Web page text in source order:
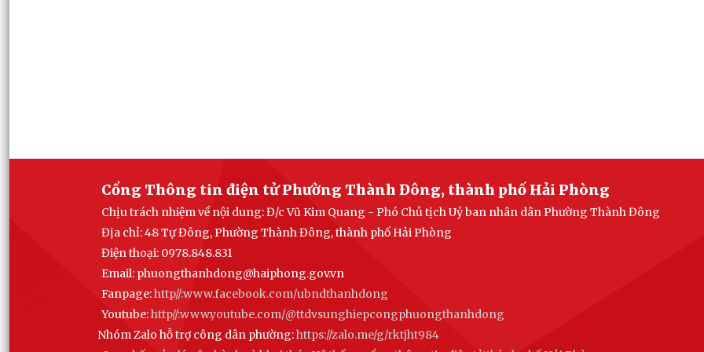
Cổng Thông tin điện tử Phường Thành Đông, thành phố Hải Phòng
Chịu trách nhiệm về nội dung: Đ/c Vũ Kim Quang - Phó Chủ tịch Uỷ ban nhân dân Phường Thành Đông
Địa chỉ: 48 Tự Đông, Phường Thành Đông, thành phố Hải Phòng
Điện thoại: 0978.848.831
Email: phuongthanhdong@haiphong.gov.vn
Fanpage:http//:www.facebook.com/ubndthanhdong
Youtube:http//:www.youtube.com/@ttdvsunghiepcongphuongthanhdong
Nhóm Zalo hỗ trợ công dân phường:https://zalo.me/g/rktjht984